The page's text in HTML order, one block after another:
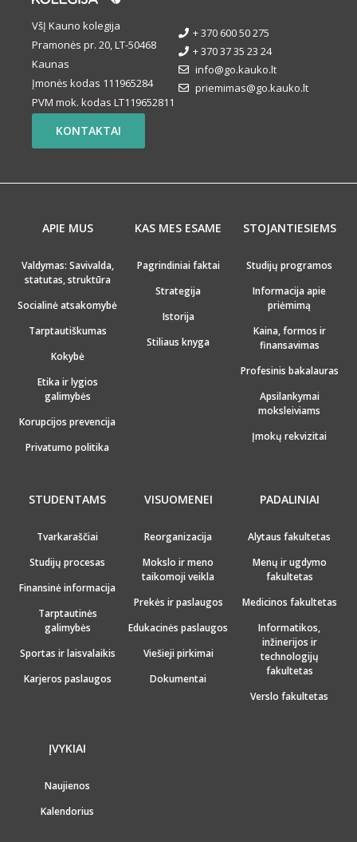
VšĮ Kauno kolegija
Pramonės pr. 20, LT-50468
Kaunas
Įmonės kodas 111965284
PVM mok. kodas LT119652811
+ 370 600 50 275
+ 370 37 35 23 24
info@go.kauko.lt
priemimas@go.kauko.lt
KONTAKTAI
APIE MUS
Valdymas: Savivalda,
statutas, struktūra
Socialinė atsakomybė
Tarptautiškumas
Kokybė
Etika ir lygios
galimybės
Korupcijos prevencija
Privatumo politika
KAS MES ESAME
Pagrindiniai faktai
Strategija
Istorija
Stiliaus knyga
STOJANTIESIEMS
Studijų programos
Informacija apie
priėmimą
Kaina, formos ir
finansavimas
Profesinis bakalauras
Apsilankymai
moksleiviams
Įmokų rekvizitai
STUDENTAMS
Tvarkaraščiai
Studijų procesas
Finansinė informacija
Tarptautinės
galimybės
Sportas ir laisvalaikis
Karjeros paslaugos
VISUOMENEI
Reorganizacija
Mokslo ir meno
taikomoji veikla
Prekės ir paslaugos
Edukacinės paslaugos
Viešieji pirkimai
Dokumentai
PADALINIAI
Alytaus fakultetas
Menų ir ugdymo
fakultetas
Medicinos fakultetas
Informatikos,
inžinerijos ir
technologijų
fakultetas
Verslo fakultetas
ĮVYKIAI
Naujienos
Kalendorius